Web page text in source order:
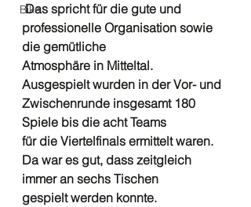
Bike
Das spricht für die gute und
professionelle Organisation sowie
die gemütliche
Atmosphäre in Mitteltal.
Ausgespielt wurden in der Vor- und
Zwischenrunde insgesamt 180
Spiele bis die acht Teams
für die Viertelfinals ermittelt waren.
Da war es gut, dass zeitgleich
immer an sechs Tischen
gespielt werden konnte.